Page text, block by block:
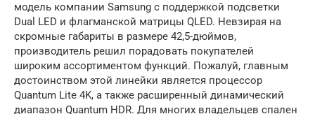
модель компании Samsung с поддержкой подсветки
Dual LED и флагманской матрицы QLED. Невзирая на
скромные габариты в размере 42,5-дюймов,
производитель решил порадовать покупателей
широким ассортиментом функций. Пожалуй, главным
достоинством этой линейки является процессор
Quantum Lite 4K, а также расширенный динамический
диапазон Quantum HDR. Для многих владельцев спален